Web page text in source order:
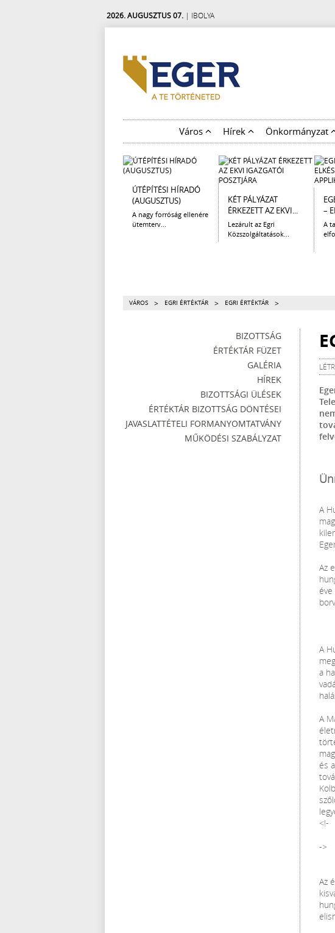
2026. AUGUSZTUS 07. | IBOLYA
Város Hírek Önkormányzat
ÚTÉPÍTÉSI HÍRADÓ
(AUGUSZTUS)
A nagy forróság ellenére
ütemterv...
KÉT PÁLYÁZAT
ÉRKEZETT AZ EKVI...
Lezárult az Egri
Közszolgáltatások...
–
A
VÁROS > EGRI ÉRTÉKTÁR > EGRI ÉRTÉKTÁR >
BIZOTTSÁG
ÉRTÉKTÁR FÜZET
GALÉRIA
HÍREK
BIZOTTSÁGI ÜLÉSEK
ÉRTÉKTÁR BIZOTTSÁG DÖNTÉSEI
JAVASLATTÉTELI FORMANYOMTATVÁNY
MŰKÖDÉSI SZABÁLYZAT
A
Az
A
a
A
és
<!-
->
Az